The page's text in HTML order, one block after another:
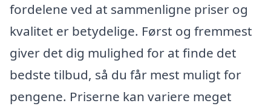
fordelene ved at sammenligne priser og
kvalitet er betydelige. Først og fremmest
giver det dig mulighed for at finde det
bedste tilbud, så du får mest muligt for
pengene. Priserne kan variere meget